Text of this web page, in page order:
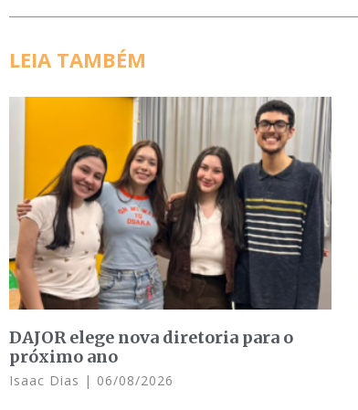
LEIA TAMBÉM
DAJOR elege nova diretoria para o
próximo ano
Isaac Dias 06/08/2026